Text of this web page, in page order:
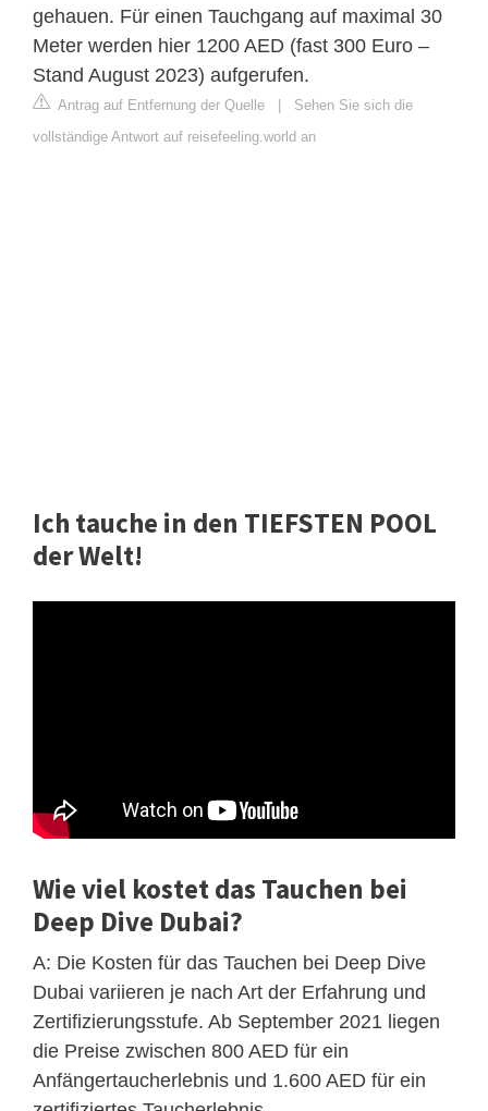
gehauen. Für einen Tauchgang auf maximal 30
Meter werden hier 1200 AED (fast 300 Euro –
Stand August 2023) aufgerufen.
Antrag auf Entfernung der Quelle
Sehen Sie sich die
vollständige Antwort auf reisefeeling.world an
Ich tauche in den TIEFSTEN POOL
der Welt!
Wie viel kostet das Tauchen bei
Deep Dive Dubai?
A: Die Kosten für das Tauchen bei Deep Dive
Dubai variieren je nach Art der Erfahrung und
Zertifizierungsstufe. Ab September 2021 liegen
die Preise zwischen 800 AED für ein
Anfängertaucherlebnis und 1.600 AED für ein